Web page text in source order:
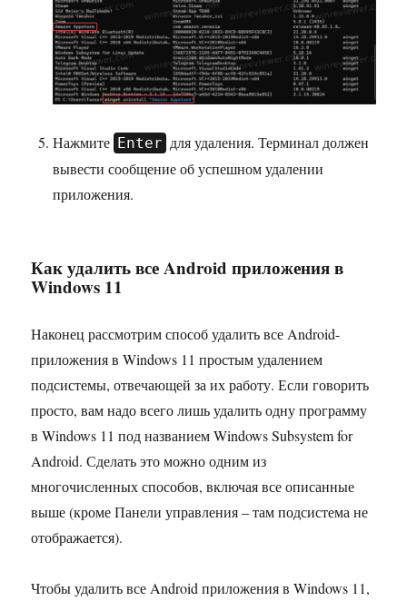
Нажмите Enter для удаления. Терминал должен
вывести сообщение об успешном удалении
приложения.
Как удалить все Android приложения в
Windows 11
Наконец рассмотрим способ удалить все Android-
приложения в Windows 11 простым удалением
подсистемы, отвечающей за их работу. Если говорить
просто, вам надо всего лишь удалить одну программу
в Windows 11 под названием Windows Subsystem for
Android. Сделать это можно одним из
многочисленных способов, включая все описанные
выше (кроме Панели управления – там подсистема не
отображается).
Чтобы удалить все Android приложения в Windows 11,